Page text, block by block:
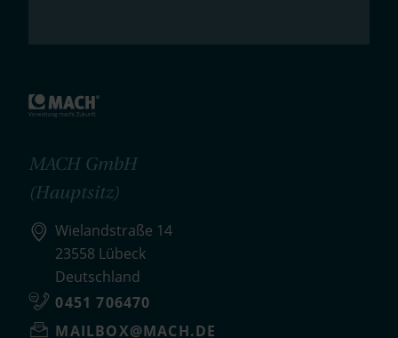
MACH GmbH
(Hauptsitz)
Wielandstraße 14
23558 Lübeck
Deutschland
0451 706470
MAILBOX@MACH.DE